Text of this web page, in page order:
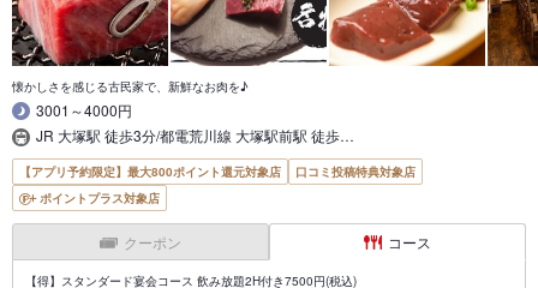
懐かしさを感じる古民家で、新鮮なお肉を♪
3001～4000円
JR 大塚駅 徒歩3分/都電荒川線 大塚駅前駅 徒歩…
【アプリ予約限定】最大800ポイント還元対象店
口コミ投稿特典対象店
ポイントプラス対象店
クーポン コース
【得】スタンダード宴会コース 飲み放題2H付き7500円(税込)